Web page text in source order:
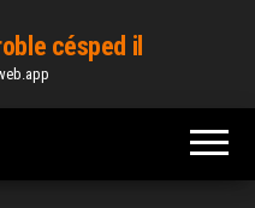
césped il